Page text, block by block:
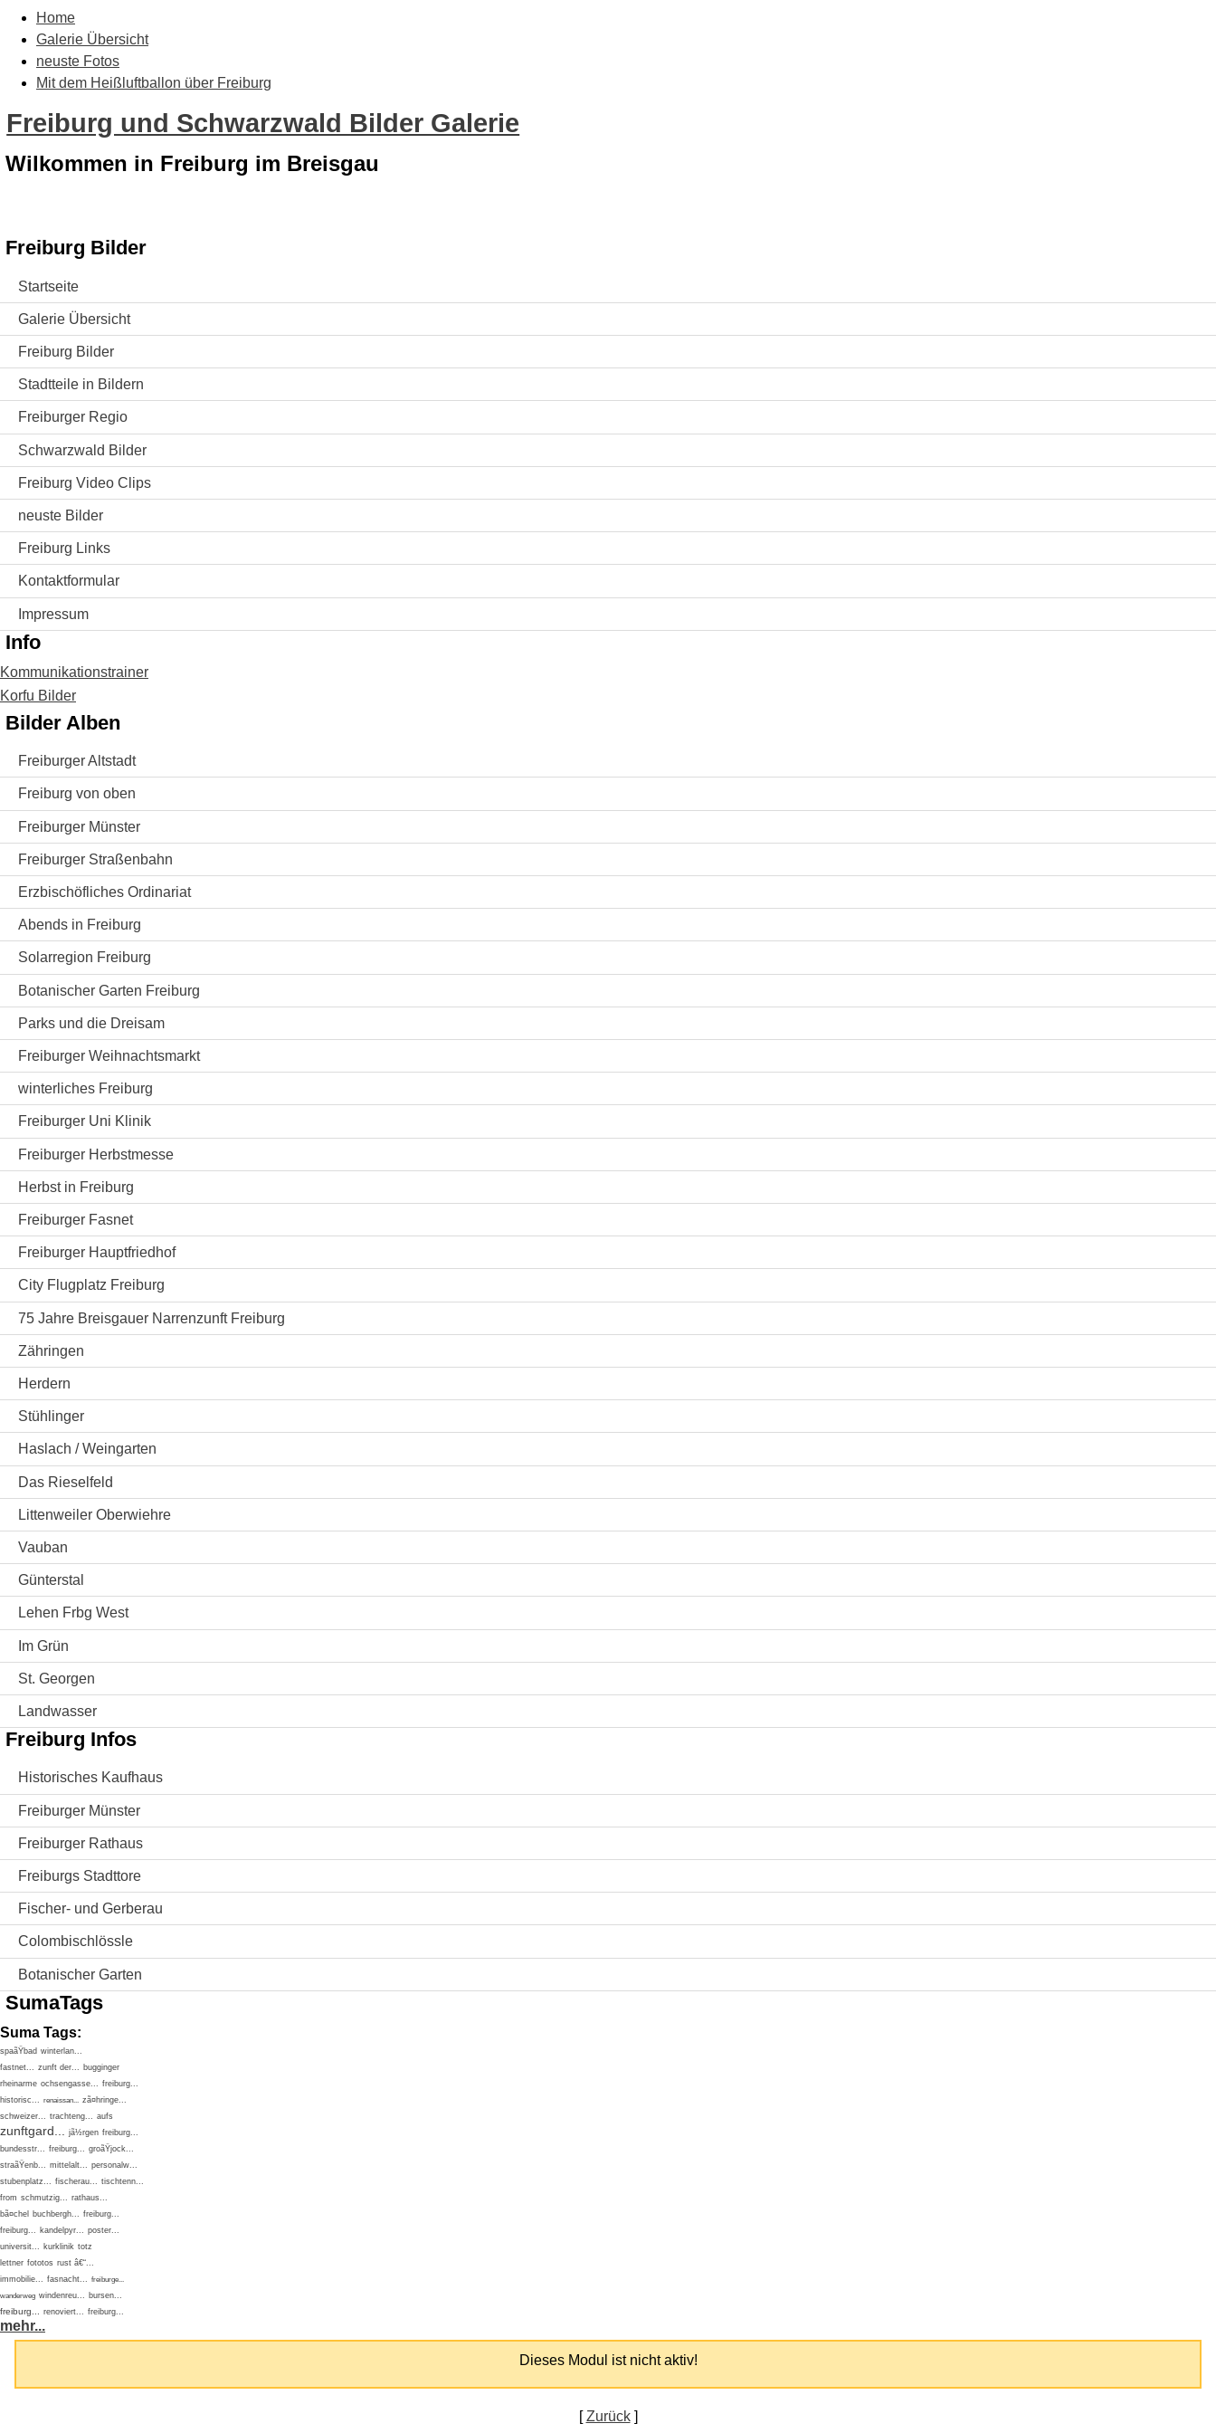
Home
Galerie Übersicht
neuste Fotos
Mit dem Heißluftballon über Freiburg
Freiburg und Schwarzwald Bilder Galerie
Wilkommen in Freiburg im Breisgau
Freiburg Bilder
Startseite
Galerie Übersicht
Freiburg Bilder
Stadtteile in Bildern
Freiburger Regio
Schwarzwald Bilder
Freiburg Video Clips
neuste Bilder
Freiburg Links
Kontaktformular
Impressum
Info
Kommunikationstrainer
Korfu Bilder
Bilder Alben
Freiburger Altstadt
Freiburg von oben
Freiburger Münster
Freiburger Straßenbahn
Erzbischöfliches Ordinariat
Abends in Freiburg
Solarregion Freiburg
Botanischer Garten Freiburg
Parks und die Dreisam
Freiburger Weihnachtsmarkt
winterliches Freiburg
Freiburger Uni Klinik
Freiburger Herbstmesse
Herbst in Freiburg
Freiburger Fasnet
Freiburger Hauptfriedhof
City Flugplatz Freiburg
75 Jahre Breisgauer Narrenzunft Freiburg
Zähringen
Herdern
Stühlinger
Haslach / Weingarten
Das Rieselfeld
Littenweiler Oberwiehre
Vauban
Günterstal
Lehen Frbg West
Im Grün
St. Georgen
Landwasser
Freiburg Infos
Historisches Kaufhaus
Freiburger Münster
Freiburger Rathaus
Freiburgs Stadttore
Fischer- und Gerberau
Colombischlössle
Botanischer Garten
SumaTags
Suma Tags:
spaãŸbad winterlan...
fastnet... zunft der... bugginger
rheinarme ochsengasse... freiburg...
historisc... renaissan... zã¤hringe...
schweizer... trachteng... aufs
zunftgard... jã½rgen freiburg...
bundesstr... freiburg... groãŸjock...
straãŸenb... mittelalt... personalw...
stubenplatz... fischerau... tischtenn...
from schmutzig... rathaus...
bã¤chel
buchbergh... freiburg...
freiburg... kandelpyr... poster...
universit... kurklinik totz
lettner fototos rust â€“...
immobilie... fasnacht... freiburge...
wanderweg windenreu... bursen...
freiburg... renoviert... freiburg...
mehr...
Dieses Modul ist nicht aktiv!
Zurück]